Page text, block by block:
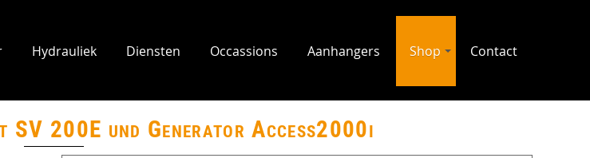
Hydrauliek Diensten Occassions Aanhangers Shop Contact
SV 200E und Generator Access2000i